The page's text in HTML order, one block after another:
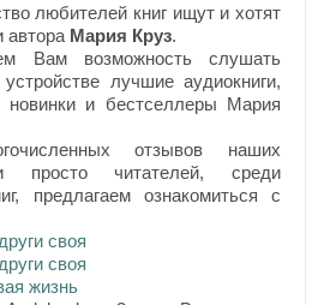
любителей книг ищут и хотят
автора Мария Круз.
Вам возможность слушать
лучшие аудиокниги,
и бестселлеры Мария
отзывов наших
просто читателей, среди
предлагаем ознакомиться с
своя
своя
жизнь